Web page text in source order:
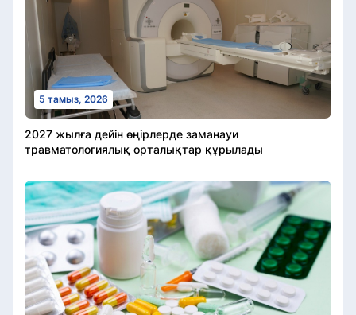
5 тамыз, 2026
2027 жылға дейін өңірлерде заманауи
травматологиялық орталықтар құрылады